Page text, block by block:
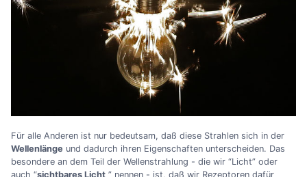
Für alle Anderen ist nur bedeutsam, daß diese Strahlen sich in der
Wellenlänge und dadurch ihren Eigenschaften unterscheiden. Das
besondere an dem Teil der Wellenstrahlung - die wir “Licht” oder
auch “sichtbares Licht ” nennen - ist, daß wir Rezeptoren dafür